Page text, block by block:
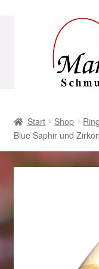
Navigation
AGB
Beispiel-Seite
Geschenke zu
Geschenke zu
Start Shop
Blue Saphir und